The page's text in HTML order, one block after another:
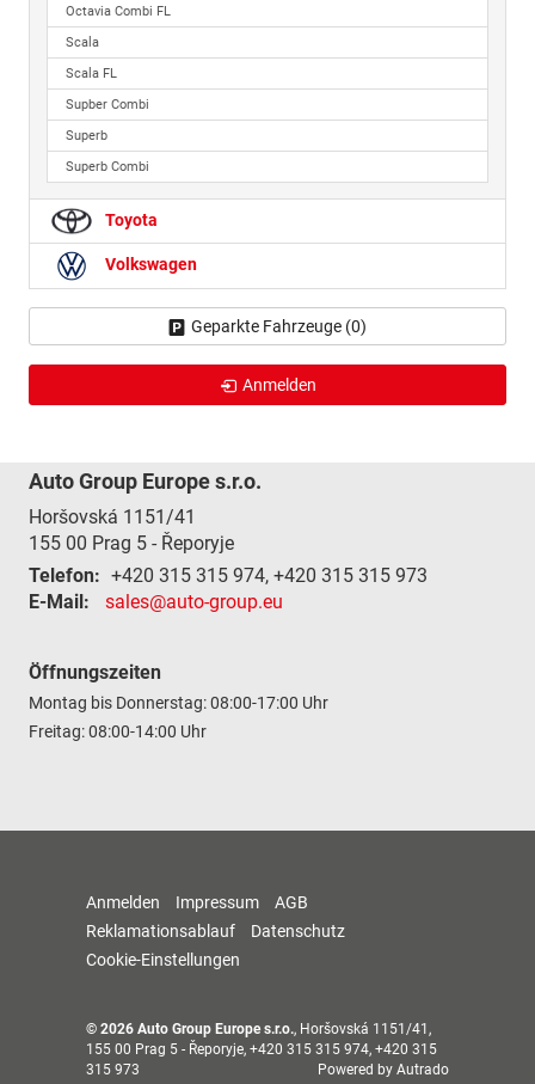
Octavia Combi FL
Scala
Scala FL
Supber Combi
Superb
Superb Combi
Toyota
Volkswagen
Geparkte Fahrzeuge (0)
Anmelden
Auto Group Europe s.r.o.
Horšovská 1151/41
155 00 Prag 5 - Řeporyje
Telefon: +420 315 315 974, +420 315 315 973
E-Mail:
sales@auto-group.eu
Öffnungszeiten
Montag bis Donnerstag: 08:00-17:00 Uhr
Freitag: 08:00-14:00 Uhr
Anmelden Impressum
AGB
Reklamationsablauf
Datenschutz
Cookie-Einstellungen
© 2026 Auto Group Europe s.r.o., Horšovská 1151/41 ,
155 00 Prag 5 - Řeporyje, +420 315 315 974, +420 315
315 973
Powered by Autrado